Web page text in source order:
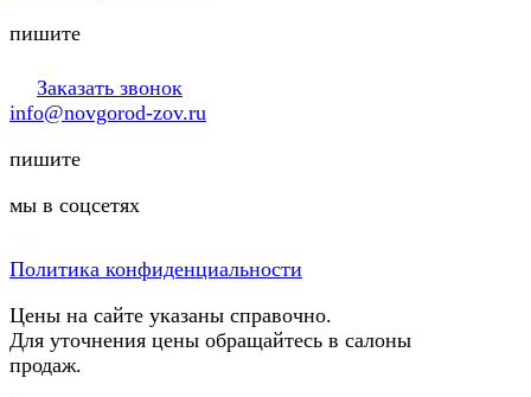
пишите
Заказать звонок
info@novgorod-zov.ru
пишите
мы в соцсетях
Политика конфиденциальности
Цены на сайте указаны справочно.
Для уточнения цены обращайтесь в салоны
продаж.